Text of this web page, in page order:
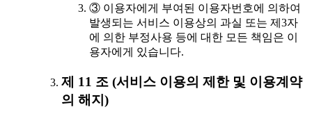
③ 이용자에게 부여된 이용자번호에 의하여
발생되는 서비스 이용상의 과실 또는 제3자
에 의한 부정사용 등에 대한 모든 책임은 이
용자에게 있습니다.
제 11 조 (서비스 이용의 제한 및 이용계약
의 해지)